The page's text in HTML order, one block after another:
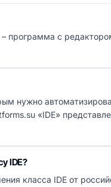
программа с
нужно
«IDE»
IDE?
класса IDE от